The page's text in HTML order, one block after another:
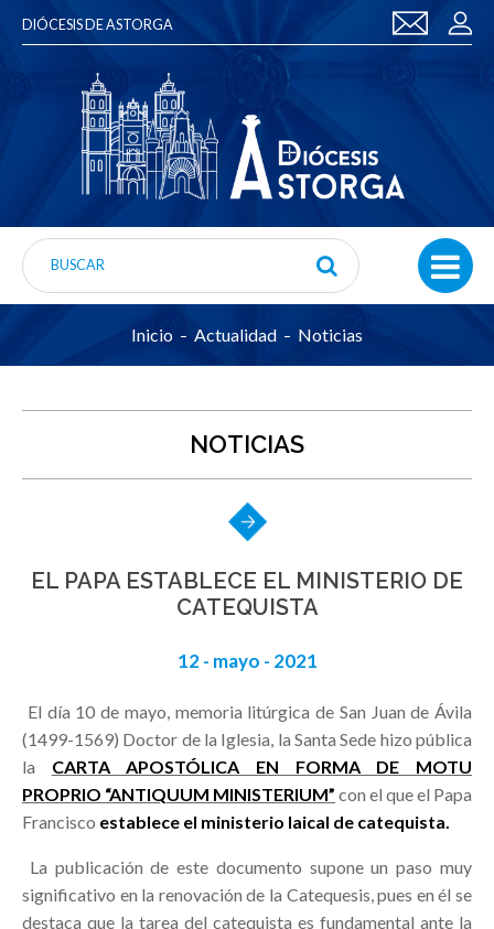
DIÓCESIS DE ASTORGA
Inicio Actualidad Noticias
NOTICIAS
EL PAPA ESTABLECE EL MINISTERIO DE
CATEQUISTA
12 - mayo - 2021
El día 10 de mayo, memoria litúrgica de San Juan de Ávila
(1499-1569) Doctor de la Iglesia, la Santa Sede hizo pública
la CARTA APOSTÓLICA EN FORMA DE MOTU
PROPRIO “ANTIQUUM MINISTERIUM” con el que el Papa
Francisco establece el ministerio laical de catequista.
La publicación de este documento supone un paso muy
significativo en la renovación de la Catequesis, pues en él se
destaca que la tarea del catequista es fundamental ante la